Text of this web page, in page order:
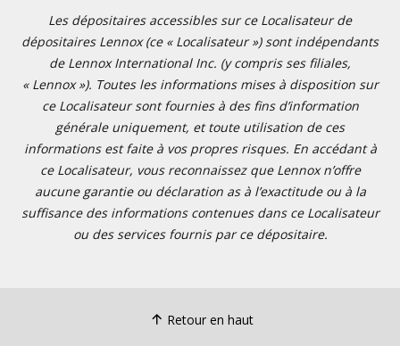
Les dépositaires accessibles sur ce Localisateur de
dépositaires Lennox (ce « Localisateur ») sont indépendants
de Lennox International Inc. (y compris ses filiales,
« Lennox »). Toutes les informations mises à disposition sur
ce Localisateur sont fournies à des fins d’information
générale uniquement, et toute utilisation de ces
informations est faite à vos propres risques. En accédant à
ce Localisateur, vous reconnaissez que Lennox n’offre
aucune garantie ou déclaration as à l’exactitude ou à la
suffisance des informations contenues dans ce Localisateur
ou des services fournis par ce dépositaire.
Retour en haut